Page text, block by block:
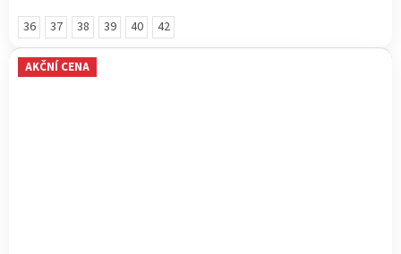
36 37 38 39 40 42
AKČNÍ CENA